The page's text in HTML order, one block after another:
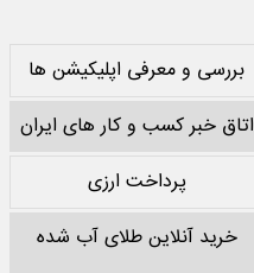
بررسی و معرفی اپلیکیشن ها
اتاق خبر کسب و کار های ایران
پرداخت ارزی
خرید آنلاین طلای آب شده